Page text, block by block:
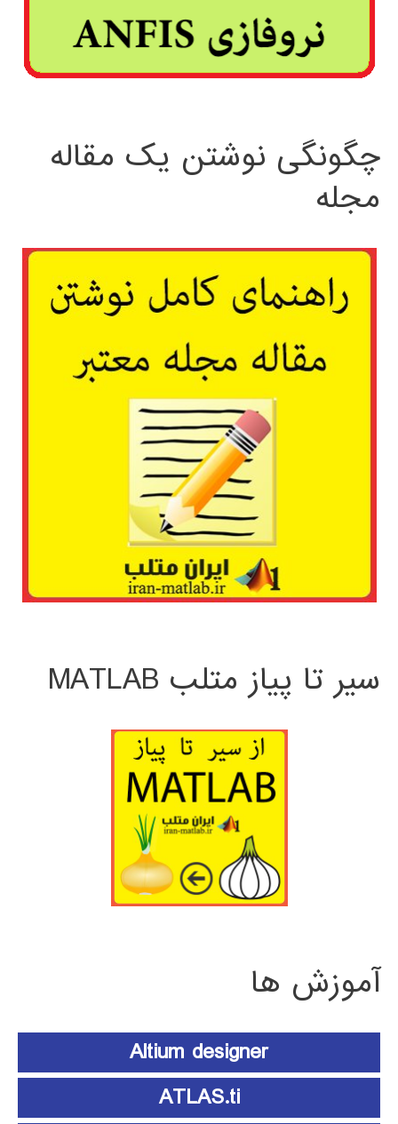
چگونگی نوشتن یک مقاله
مجله
سیر تا پیاز متلب MATLAB
آموزش ها
Altium designer
ATLAS.ti